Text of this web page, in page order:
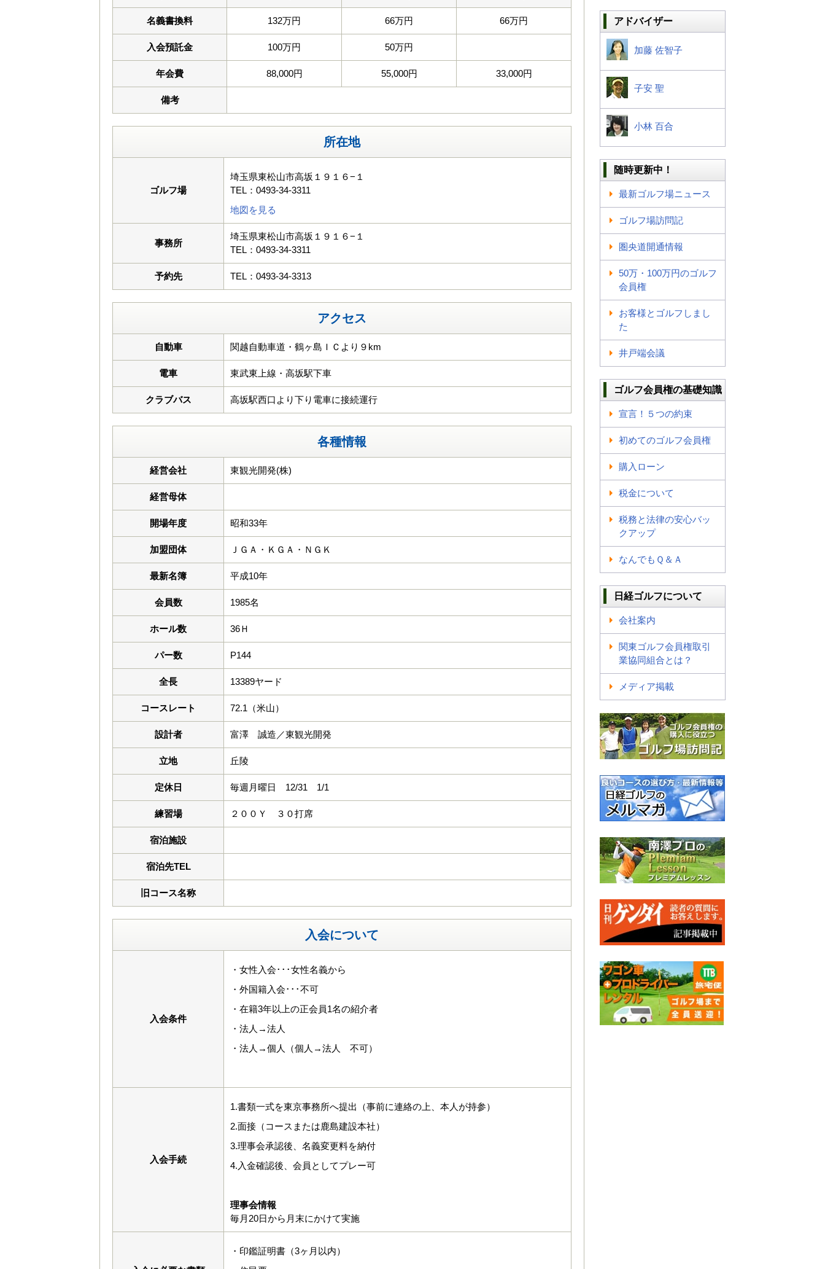
名義書換料 132万円 66万円 66万円
入会預託金 100万円 50万円
年会費 88,000円 55,000円 33,000円
備考
所在地
ゴルフ場
埼玉県東松山市高坂１９１６−１
TEL：0493-34-3311
地図を見る
事務所
埼玉県東松山市高坂１９１６−１
TEL：0493-34-3311
予約先 TEL：0493-34-3313
アクセス
自動車 関越自動車道・鶴ヶ島ＩＣより９km
電車 東武東上線・高坂駅下車
クラブバス 高坂駅西口より下り電車に接続運行
各種情報
経営会社 東観光開発(株)
経営母体
開場年度 昭和33年
加盟団体 ＪＧＡ・ＫＧＡ・ＮＧＫ
最新名簿 平成10年
会員数 1985名
ホール数 36Ｈ
パー数 P144
全長 13389ヤード
コースレート 72.1（米山）
設計者 富澤 誠造／東観光開発
立地 丘陵
定休日 毎週月曜日 12/31 1/1
練習場 ２００Ｙ ３０打席
宿泊施設
宿泊先TEL
旧コース名称
入会について
入会条件
・女性入会･･･女性名義から
・外国籍入会･･･不可
・在籍3年以上の正会員1名の紹介者
・法人→法人
・法人→個人（個人→法人 不可）
入会手続
1.書類一式を東京事務所へ提出（事前に連絡の上、本人が持参）
2.面接（コースまたは鹿島建設本社）
3.理事会承認後、名義変更料を納付
4.入金確認後、会員としてプレー可
理事会情報
毎月20日から月末にかけて実施
・印鑑証明書（3ヶ月以内）
アドバイザー
加藤 佐智子
子安 聖
小林 百合
随時更新中！
最新ゴルフ場ニュース
ゴルフ場訪問記
圏央道開通情報
50万・100万円のゴルフ
会員権
お客様とゴルフしまし
た
井戸端会議
ゴルフ会員権の基礎知識
宣言！５つの約束
初めてのゴルフ会員権
購入ローン
税金について
税務と法律の安心バッ
クアップ
なんでもＱ＆Ａ
日経ゴルフについて
会社案内
関東ゴルフ会員権取引
業協同組合とは？
メディア掲載